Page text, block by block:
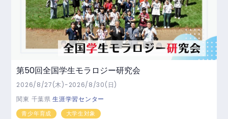
第50回全国学生モラロジー研究会
2026/8/27(木)-2026/8/30(日)
関東 千葉県生涯学習センター
青少年育成 大学生対象